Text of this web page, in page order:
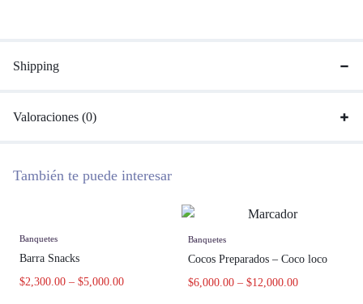
Shipping
Valoraciones (0)
También te puede interesar
Banquetes
Barra Snacks
$2,300.00 – $5,000.00
Banquetes
Cocos Preparados – Coco loco
$6,000.00 – $12,000.00